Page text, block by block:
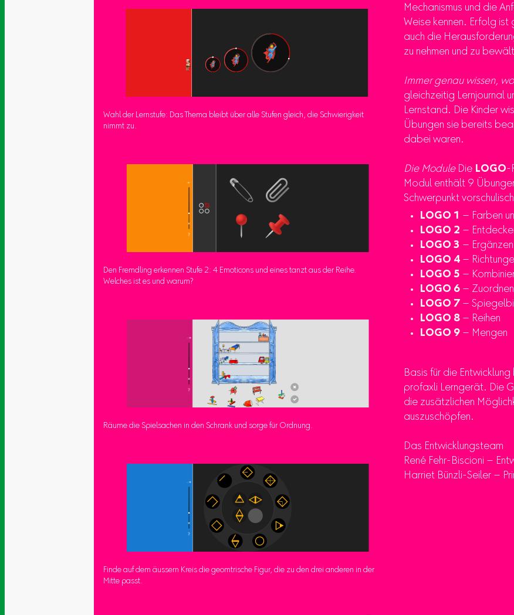
Wahl der Lernstufe: Das Thema bleibt über alle Stufen gleich, die Schwierigkeit
nimmt zu.
Den Fremdling erkennen Stufe 2: 4 Emoticons und eines tanzt aus der Reihe.
Welches ist es und warum?
Räume die Spielsachen in den Schrank und sorge für Ordnung.
Finde auf dem äussern Kreis die geomtrische Figur, die zu den drei anderen in der
Mitte passt.
Mechanismus und die
Weise kennen. Erfolg
auch die
zu nehmen und zu
Immer genau wissen,
gleichzeitig Lernjournal
Lernstand. Die Kinder
Übungen sie bereits
dabei waren.
Die ModuleDie LOGO-
Modul enthält 9
Schwerpunkt
LOGO 1 – Farben
LOGO 2 –
LOGO 3 – Ergänzen
LOGO 4 –
LOGO 5 –
LOGO 6 – Zuordnen
LOGO 7 –
LOGO 8 – Reihen
LOGO 9 – Mengen
Basis für die
profaxli Lerngerät. Die
die zusätzlichen
auszuschöpfen.
Das Entwicklungsteam
René Fehr-Biscioni –
Harriet Bünzli-Seiler –